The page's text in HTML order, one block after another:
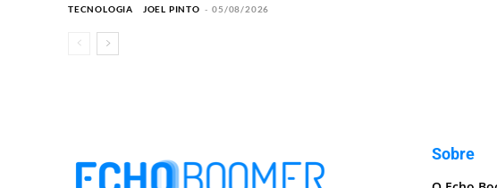
TECNOLOGIA JOEL PINTO - 05/08/2026
Sobre